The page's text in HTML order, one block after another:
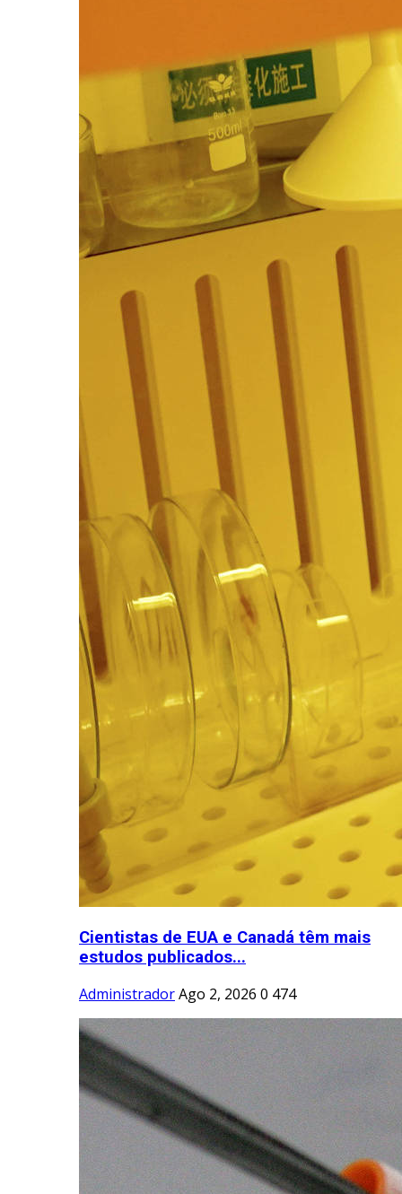
Cientistas de EUA e Canadá têm mais
estudos publicados...
AdministradorAgo 2, 2026 0 474